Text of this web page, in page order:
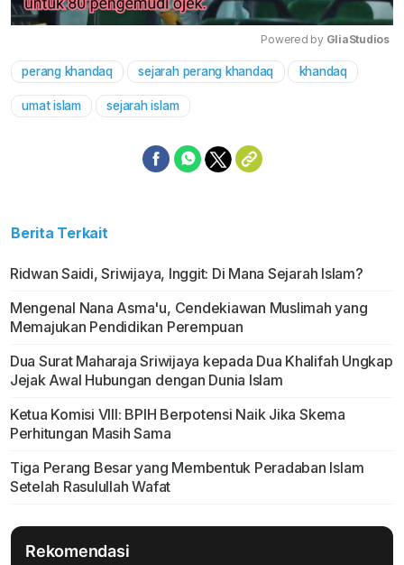
Mute
Powered by GliaStudios
perang khandaq sejarah perang khandaq khandaq
umat islam sejarah islam
Berita Terkait
Ridwan Saidi, Sriwijaya, Inggit: Di Mana Sejarah Islam?
Mengenal Nana Asma'u, Cendekiawan Muslimah yang
Memajukan Pendidikan Perempuan
Dua Surat Maharaja Sriwijaya kepada Dua Khalifah Ungkap
Jejak Awal Hubungan dengan Dunia Islam
Ketua Komisi VIII: BPIH Berpotensi Naik Jika Skema
Perhitungan Masih Sama
Tiga Perang Besar yang Membentuk Peradaban Islam
Setelah Rasulullah Wafat
Rekomendasi